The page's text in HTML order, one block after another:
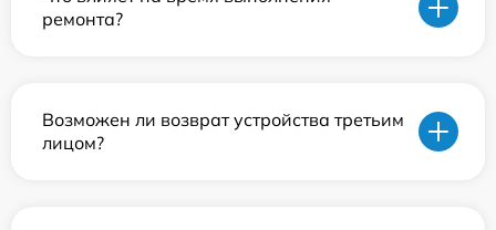
ремонта?
Возможен ли возврат устройства третьим
лицом?